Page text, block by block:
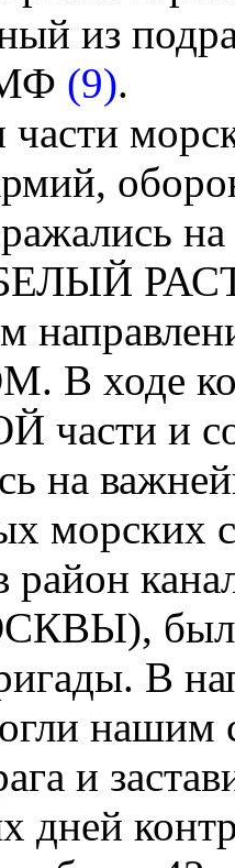
из
(9).
ходе
и
на
морских
район
В
нашим
и
дней